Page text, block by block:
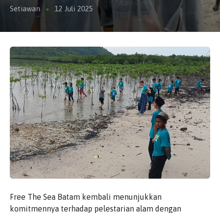
Setiawan 12 Juli 2025
Free The Sea Batam kembali menunjukkan
komitmennya terhadap pelestarian alam dengan